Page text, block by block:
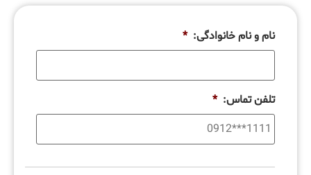
نام و نام خانوادگی: *
تلفن تماس: *